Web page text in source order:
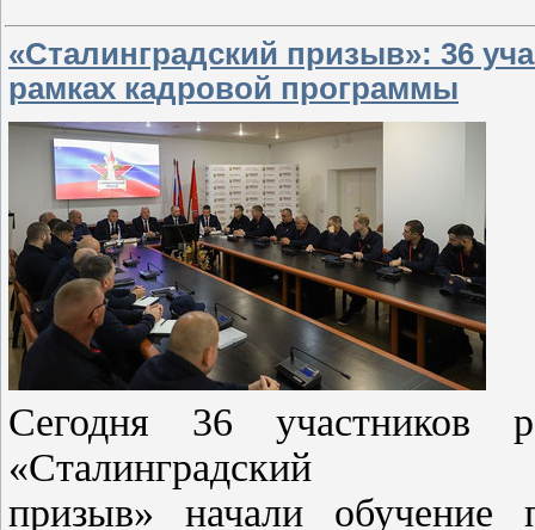
«Сталинградский призыв»: 36
рамках кадровой программы
Сегодня 36 участников
«Сталинградский
призыв» начали обучение